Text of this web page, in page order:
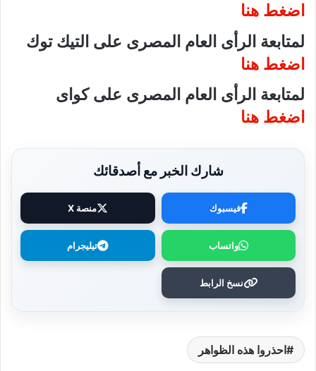
اضغط هنا
لمتابعة الرأى العام المصرى على التيك توك
اضغط هنا
لمتابعة الرأى العام المصرى على كواى
اضغط هنا
شارك الخبر مع أصدقائك
فيسبوك منصة X
واتساب تيليجرام
نسخ الرابط
احذروا هذه الظواهر